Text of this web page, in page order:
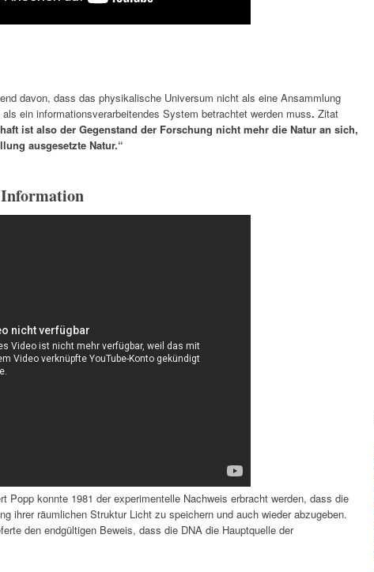
davon, dass das physikalische Universum nicht als eine Ansammlung
ein informationsverarbeitendes System betrachtet werden muss. Zitat
ist also der Gegenstand der Forschung nicht mehr die Natur an sich,
ausgesetzte Natur.“
Popp konnte 1981 der experimentelle Nachweis erbracht werden, dass die
ihrer räumlichen Struktur Licht zu speichern und auch wieder abzugeben.
den endgültigen Beweis, dass die DNA die Hauptquelle der